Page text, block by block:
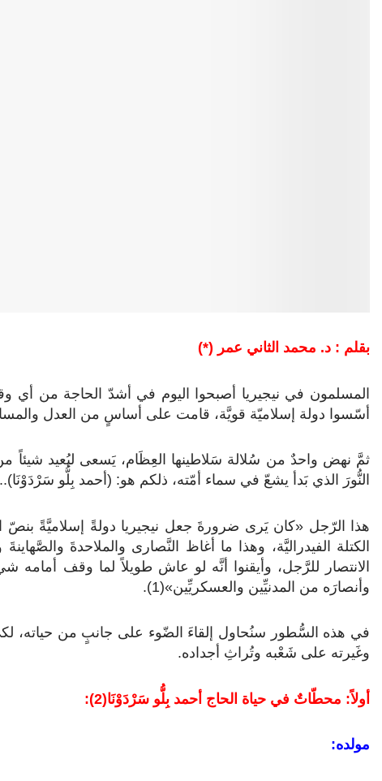
بقلم : د. محمد الثاني عمر (*)
المسلمون في نيجيريا أصبحوا اليوم في أشدّ الحاجة من أي
أسّسوا دولة إسلاميّة قويَّة، قامت على أساسٍ من العدل
النُّورَ الذي بَدأ يشعّ في سماء أمّته، ذلكم هو: (أحمد بِلُّو
هذا الرّجل «كان يَرى ضرورةَ جعل نيجيريا دولةً إسلاميَّةً
الكتلة الفيدراليَّة، وهذا ما أغاظ النَّصارى والملاحدةَ
الانتصار للرَّجل، وأيقنوا أنَّه لو عاش طويلاً لما وقف أمامه
وأنصارَه من المدنيِّين والعسكريِّين»(1).
في هذه السُّطور سنُحاول إلقاءَ الضّوء على جانبٍ من حياته، لكي
وغَيرته على شَعْبه وتُراثِ أجداده.
أولاً: محطّاتٌ في حياة الحاج أحمد بِلُّو سَرْدَوْنَا(2):
مولده: